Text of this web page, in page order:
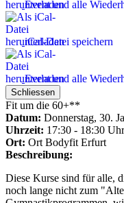
Event und alle
iCal-Datei speichern
Event und alle
Schliessen
Fit um die 60+**
Datum: Donnerstag, 30.
Uhrzeit: 17:30 - 18:30 Uhr
Ort: Ort Bodyfit Erfurt
Beschreibung:
Diese Kurse sind für alle,
noch lange nicht zum